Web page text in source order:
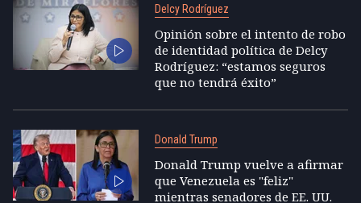
Delcy Rodríguez
Opinión sobre el intento de robo
de identidad política de Delcy
Rodríguez: “estamos seguros
que no tendrá éxito”
Donald Trump
Donald Trump vuelve a afirmar
que Venezuela es "feliz"
mientras senadores de EE. UU.